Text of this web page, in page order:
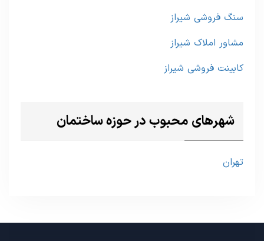
سنگ فروشی شیراز
مشاور املاک شیراز
کابینت فروشی شیراز
شهرهای محبوب در حوزه ساختمان
تهران